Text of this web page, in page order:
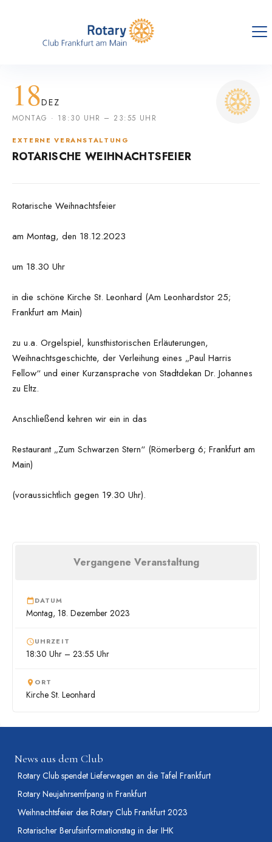
18DEZ
MONTAG · 18:30 UHR – 23:55 UHR
EXTERNE VERANSTALTUNG
ROTARISCHE WEIHNACHTSFEIER
Rotarische Weihnachtsfeier
am Montag, den 18.12.2023
um 18.30 Uhr
in die schöne Kirche St. Leonhard (Am Leonhardstor 25;
Frankfurt am Main)
zu u.a. Orgelspiel, kunsthistorischen Erläuterungen,
Weihnachtsgeschichte, der Verleihung eines „Paul Harris
Fellow“ und einer Kurzansprache von Stadtdekan Dr. Johannes
zu Eltz.
Anschließend kehren wir ein in das
Restaurant „Zum Schwarzen Stern“ (Römerberg 6; Frankfurt am
Main)
(voraussichtlich gegen 19.30 Uhr).
Vergangene Veranstaltung
DATUM
Montag, 18. Dezember 2023
UHRZEIT
18:30 Uhr – 23:55 Uhr
ORT
Kirche St. Leonhard
News aus dem Club
Rotary Club spendet Lieferwagen an die Tafel Frankfurt
Rotary Neujahrsemfpang in Frankfurt
Weihnachtsfeier des Rotary Club Frankfurt 2023
Rotarischer Berufsinformationstag in der IHK